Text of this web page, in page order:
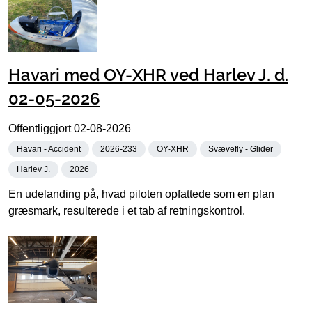
Havari med OY-XHR ved Harlev J. d.
02-05-2026
Offentliggjort02-08-2026
Havari - Accident 2026-233 OY-XHR Svævefly - Glider
Harlev J. 2026
En udelanding på, hvad piloten opfattede som en plan
græsmark, resulterede i et tab af retningskontrol.